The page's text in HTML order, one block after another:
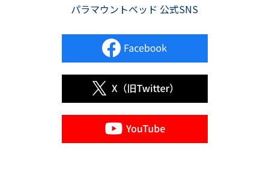
パラマウントベッド 公式SNS